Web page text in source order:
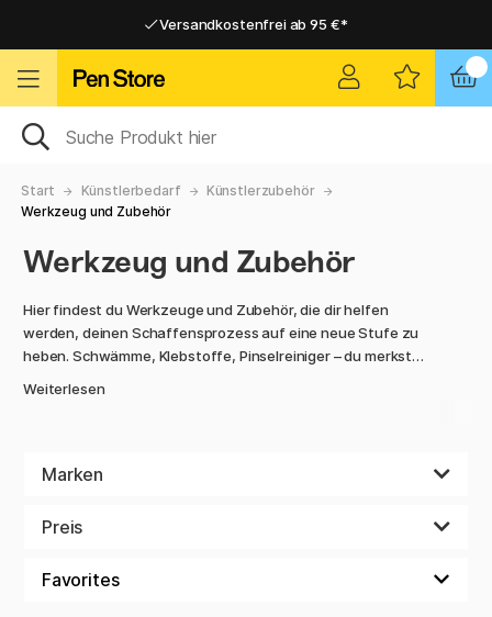
Versandkostenfrei ab 95 €*
Versandkostenfrei ab 95 €*
Start Künstlerbedarf
Künstlerzubehör
Werkzeug und Zubehör
Werkzeug und Zubehör
Hier findest du Werkzeuge und Zubehör, die dir helfen
werden, deinen Schaffensprozess auf eine neue Stufe zu
heben. Schwämme, Klebstoffe, Pinselreiniger – du merkst
Material zu kümmern, das du in deinem Schaffensprozess
deinen Pinseln ein langes Leben zu geben, sodass du sie
Tinte anfängt, ungleichmäßig zu fließen oder sich anders
Weiterlesen
Marken
Preis